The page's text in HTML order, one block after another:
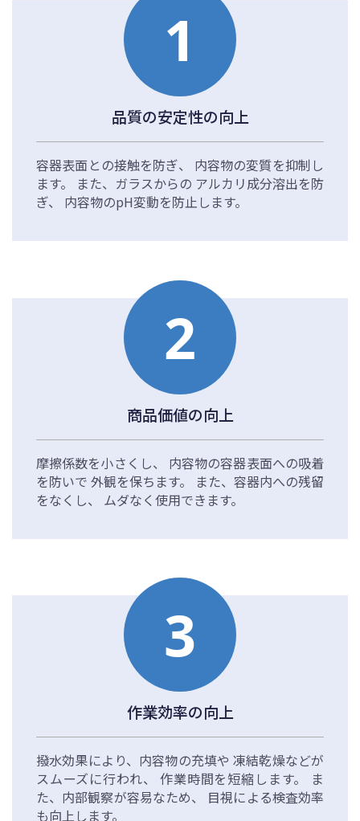
1
品質の安定性の向上
容器表面との接触を防ぎ、
内容物の変質を抑制し
ます。
また、ガラスからの アルカリ成分溶出を防
ぎ、
内容物のpH変動を防止します。
2
商品価値の向上
摩擦係数を小さくし、
内容物の容器表面への吸着
を防いで 外観を保ちます。
また、容器内への残留
をなくし、
ムダなく使用できます。
3
作業効率の向上
撥水効果により、内容物の充填や 凍結乾燥などが
スムーズに行われ、
作業時間を短縮します。
ま
た、内部観察が容易なため、
目視による検査効率
も向上します。